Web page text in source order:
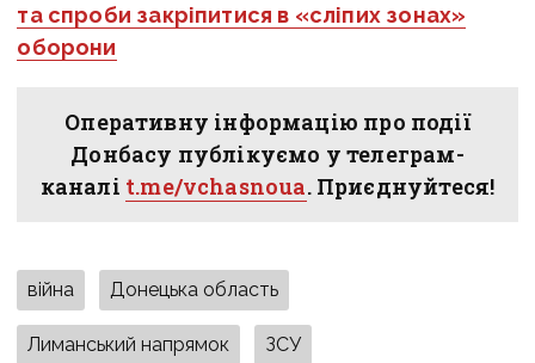
та спроби закріпитися в «сліпих зонах»
оборони
Оперативну інформацію про події
Донбасу публікуємо у телеграм-
каналі t.me/vchasnoua. Приєднуйтеся!
війна Донецька область
Лиманський напрямок ЗСУ